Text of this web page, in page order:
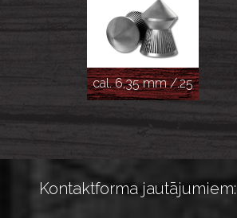
cal. 6,35 mm /.25
Kontaktforma jautājumiem: